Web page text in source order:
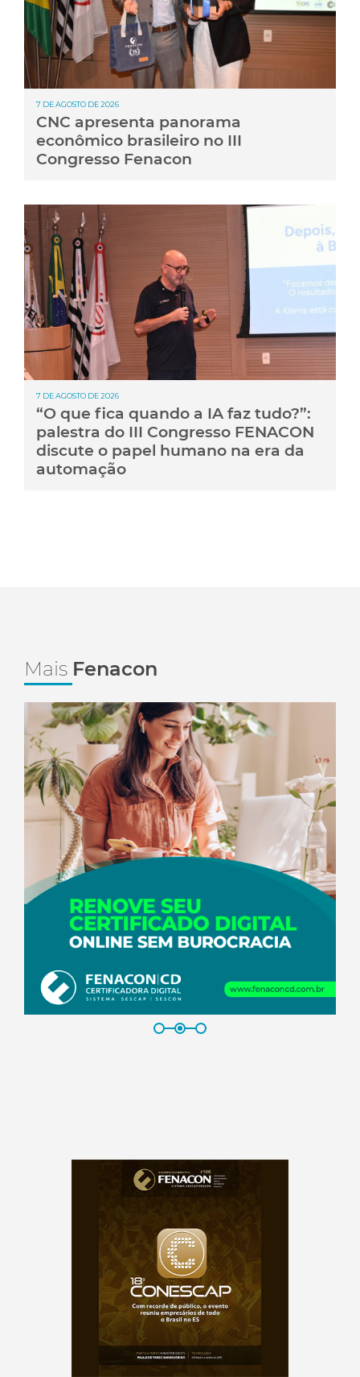
7 DE AGOSTO DE 2026
CNC apresenta panorama
econômico brasileiro no III
Congresso Fenacon
7 DE AGOSTO DE 2026
“O que fica quando a IA faz tudo?”:
palestra do III Congresso FENACON
discute o papel humano na era da
automação
Mais Fenacon